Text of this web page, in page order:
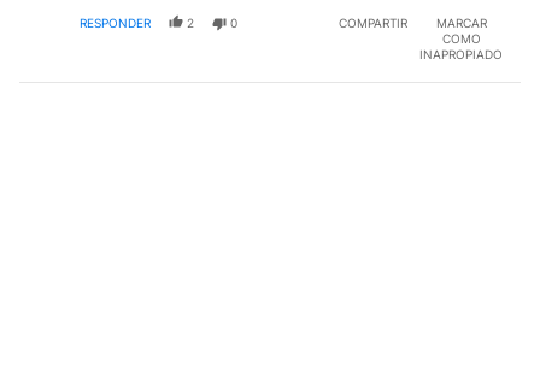
RESPONDER 2 0 COMPARTIR
MARCAR
COMO
INAPROPIADO